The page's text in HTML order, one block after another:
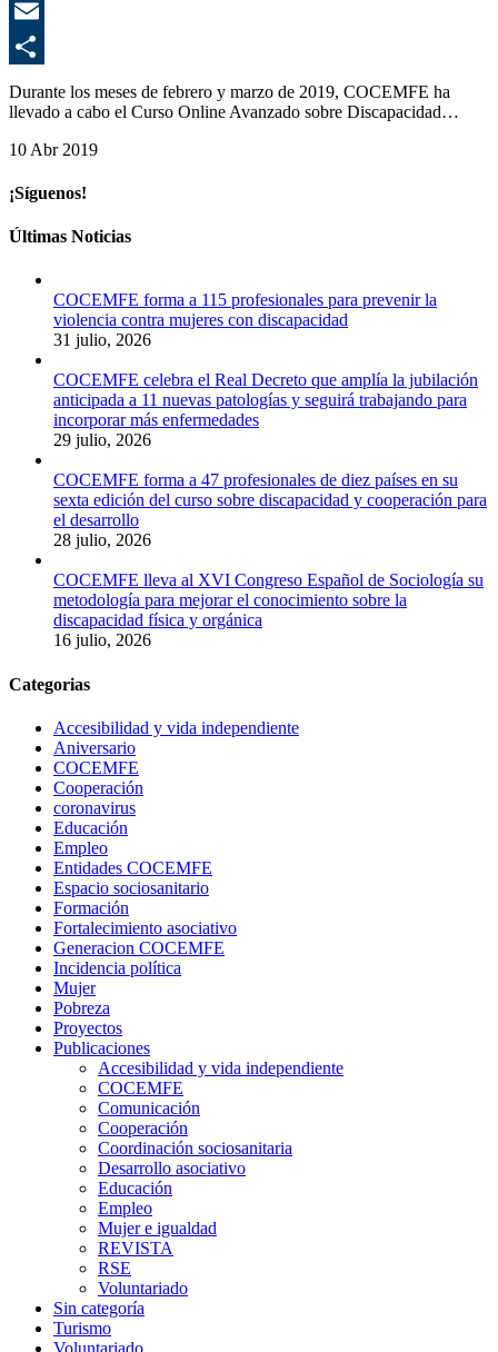
Durante los meses de febrero y marzo de 2019, COCEMFE ha
llevado a cabo el Curso Online Avanzado sobre Discapacidad…
10 Abr 2019
¡Síguenos!
Últimas Noticias
COCEMFE forma a 115 profesionales para prevenir la
violencia contra mujeres con discapacidad
31 julio, 2026
COCEMFE celebra el Real Decreto que amplía la jubilación
anticipada a 11 nuevas patologías y seguirá trabajando para
incorporar más enfermedades
29 julio, 2026
COCEMFE forma a 47 profesionales de diez países en su
sexta edición del curso sobre discapacidad y cooperación para
el desarrollo
28 julio, 2026
COCEMFE lleva al XVI Congreso Español de Sociología su
metodología para mejorar el conocimiento sobre la
discapacidad física y orgánica
16 julio, 2026
Categorias
Accesibilidad y vida independiente
Aniversario
COCEMFE
Cooperación
coronavirus
Educación
Empleo
Entidades COCEMFE
Espacio sociosanitario
Formación
Fortalecimiento asociativo
Generacion COCEMFE
Incidencia política
Mujer
Pobreza
Proyectos
Publicaciones
Accesibilidad y vida independiente
COCEMFE
Comunicación
Cooperación
Coordinación sociosanitaria
Desarrollo asociativo
Educación
Empleo
Mujer e igualdad
REVISTA
RSE
Voluntariado
Sin categoría
Turismo
Voluntariado